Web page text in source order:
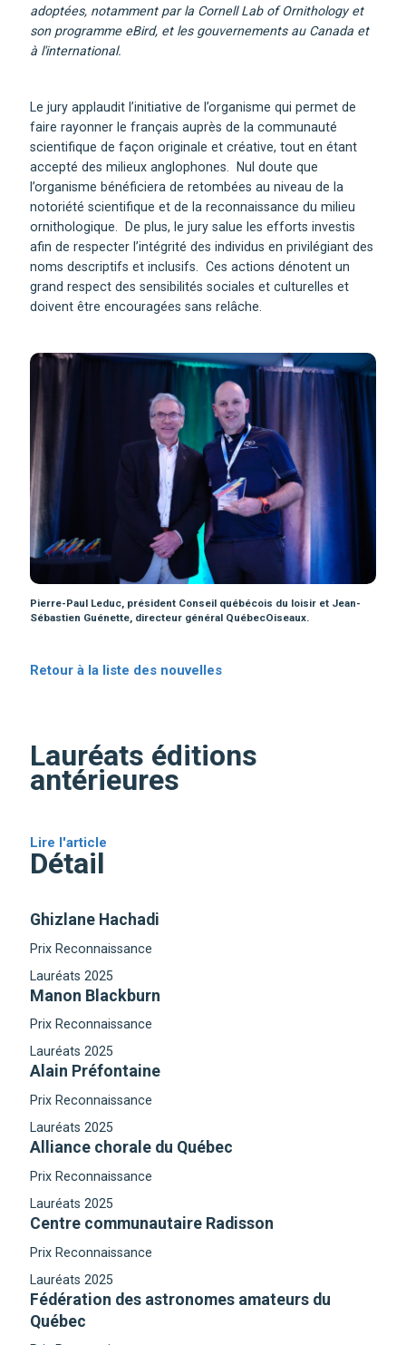
adoptées, notamment par la Cornell Lab of Ornithology et
son programme eBird, et les gouvernements au Canada et
à l'international.
Le jury applaudit l’initiative de l’organisme qui permet de
faire rayonner le français auprès de la communauté
scientifique de façon originale et créative, tout en étant
accepté des milieux anglophones. Nul doute que
l’organisme bénéficiera de retombées au niveau de la
notoriété scientifique et de la reconnaissance du milieu
ornithologique. De plus, le jury salue les efforts investis
afin de respecter l’intégrité des individus en privilégiant des
noms descriptifs et inclusifs. Ces actions dénotent un
grand respect des sensibilités sociales et culturelles et
doivent être encouragées sans relâche.
Pierre-Paul Leduc, président Conseil québécois du loisir et Jean-
Sébastien Guénette, directeur général QuébecOiseaux.
Retour à la liste des nouvelles
Lauréats éditions
antérieures
Lire l'article
Détail
Ghizlane Hachadi
Prix Reconnaissance
Lauréats 2025
Manon Blackburn
Prix Reconnaissance
Lauréats 2025
Alain Préfontaine
Prix Reconnaissance
Lauréats 2025
Alliance chorale du Québec
Prix Reconnaissance
Lauréats 2025
Centre communautaire Radisson
Prix Reconnaissance
Lauréats 2025
Fédération des astronomes amateurs du
Québec